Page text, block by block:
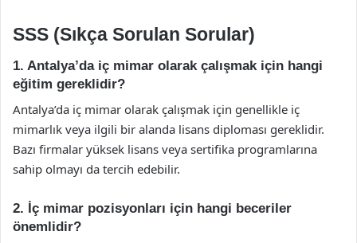
SSS (Sıkça Sorulan Sorular)
1. Antalya’da iç mimar olarak çalışmak için hangi
eğitim gereklidir?
Antalya’da iç mimar olarak çalışmak için genellikle iç
mimarlık veya ilgili bir alanda lisans diploması gereklidir.
Bazı firmalar yüksek lisans veya sertifika programlarına
sahip olmayı da tercih edebilir.
2. İç mimar pozisyonları için hangi beceriler
önemlidir?